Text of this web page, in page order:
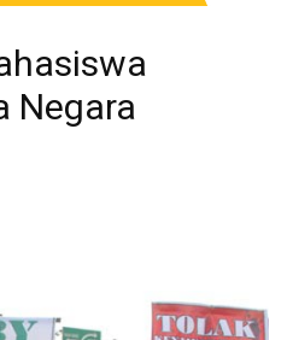
Negara